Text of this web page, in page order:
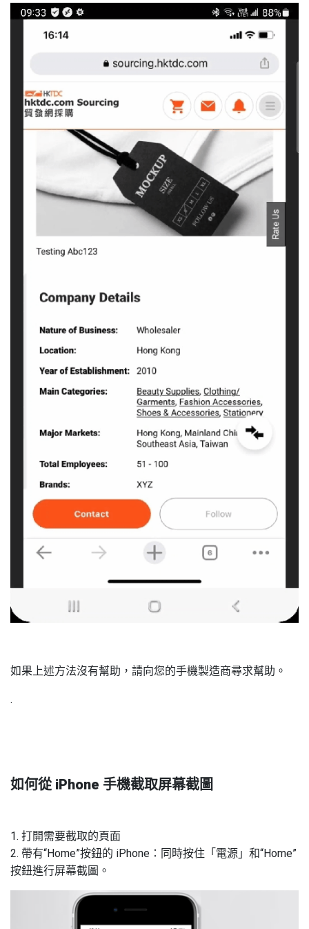
如果上述方法沒有幫助，請向您的手機製造商尋求幫助。
.
如何從 iPhone 手機截取屏幕截圖
1. 打開需要截取的頁面
2. 帶有“Home”按鈕的 iPhone：同時按住「電源」和“Home”
按鈕進行屏幕截圖。